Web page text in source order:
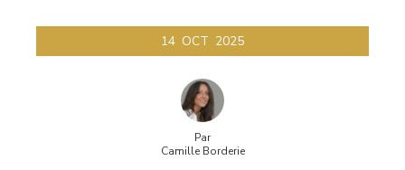
14 OCT 2025
Par
Camille Borderie